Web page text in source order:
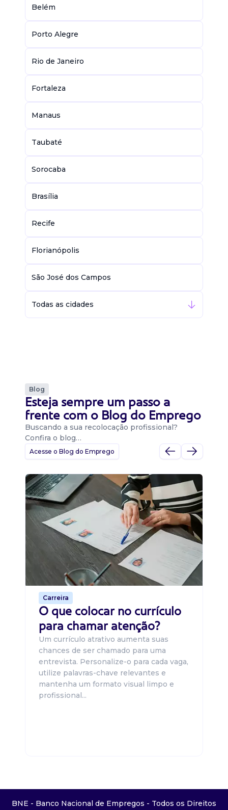
Belém
Porto Alegre
Rio de Janeiro
Fortaleza
Manaus
Taubaté
Sorocaba
Brasília
Recife
Florianópolis
São José dos Campos
Todas as cidades
Blog
Esteja sempre um passo a
frente com o Blog do Emprego
Buscando a sua recolocação profissional?
Confira o blog…
Acesse o Blog do Emprego
Carreira
O que colocar no currículo
para chamar atenção?
Um currículo atrativo aumenta suas
chances de ser chamado para uma
entrevista. Personalize-o para cada vaga,
utilize palavras-chave relevantes e
mantenha um formato visual limpo e
profissional...
BNE - Banco Nacional de Empregos - Todos os Direitos